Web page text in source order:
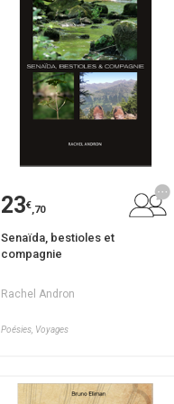
23€,70
Senaïda, bestioles et
compagnie
Rachel Andron
Poésies, Voyages